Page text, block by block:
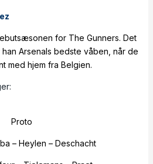
for The Gunners. Det
Arsenals bedste våben, når de
med hjem fra Belgien.
Proto
– Heylen – Deschacht